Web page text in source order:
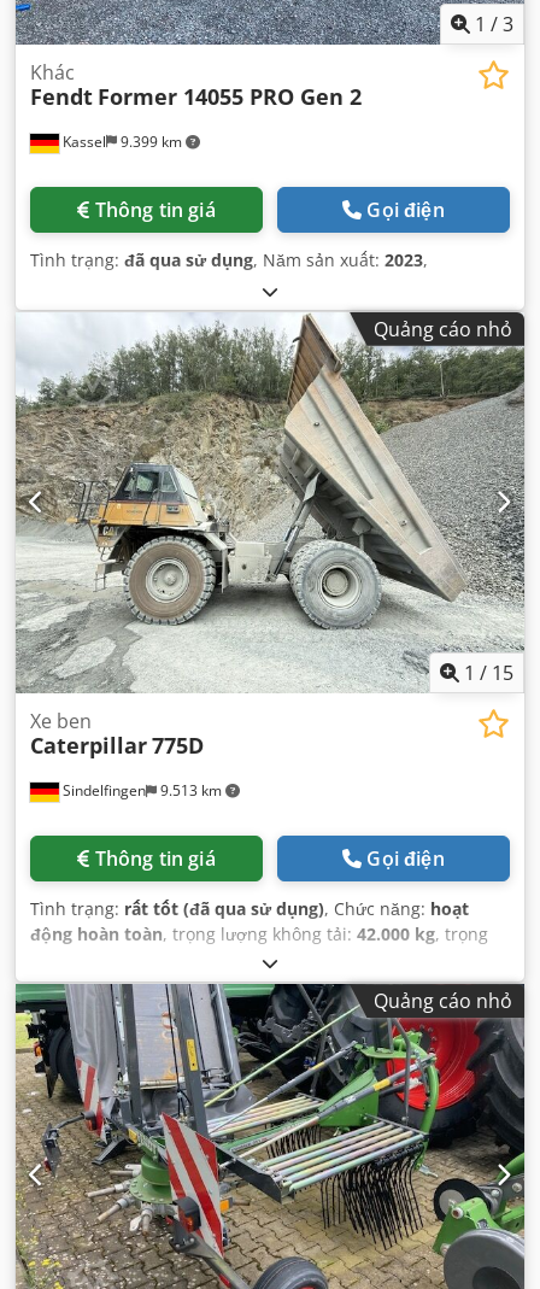
1 /3
Kassel 9.399 km
Khác
Fendt Former 14055 PRO Gen 2
Thông tin giá Gọi điện
Tình trạng: đã qua sử dụng, Năm sản xuất: 2023,
Quảng cáo nhỏ
1 / 15
Sindelfingen 9.513 km
Xe ben
Caterpillar775D
Thông tin giá Gọi điện
Tình trạng: rất tốt (đã qua sử dụng), Chức năng: hoạt
động hoàn toàn, trọng lượng không tải: 42.000 kg, trọng
, trọng lượng tổng cộng:
kg, Năm sản xuất:2011, giờ hoạt động:20.000 h,
Quảng cáo nhỏ